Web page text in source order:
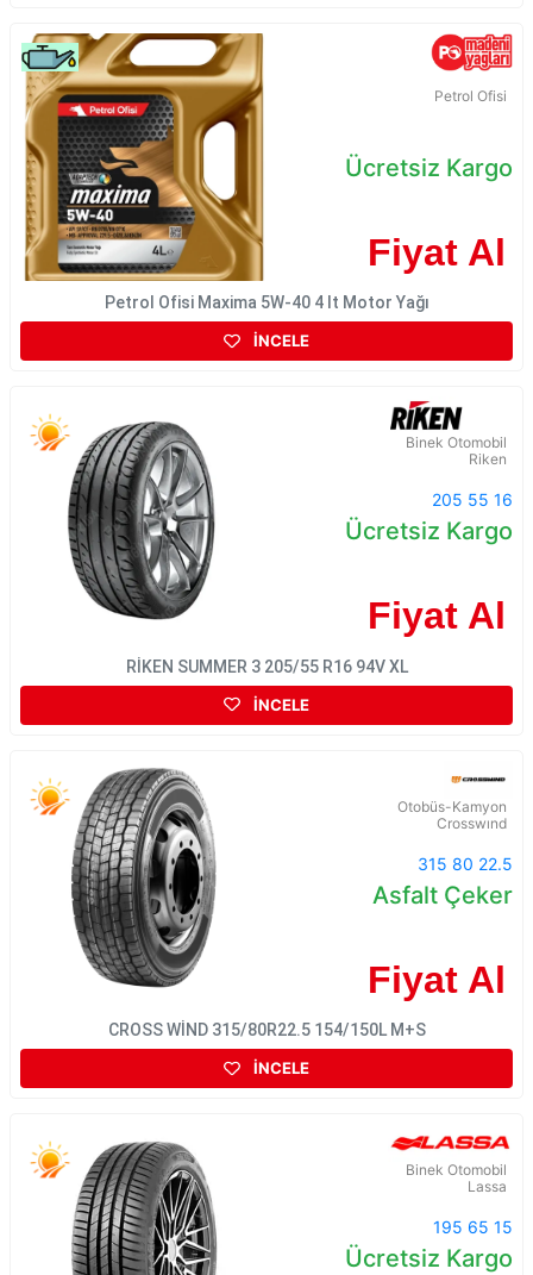
Petrol Ofisi
Ücretsiz Kargo
Fiyat Al
Petrol Ofisi Maxima 5W-40 4 lt Motor Yağı
İNCELE
Binek Otomobil
Riken
205 55 16
Ücretsiz Kargo
Fiyat Al
RİKEN SUMMER 3 205/55 R16 94V XL
İNCELE
Otobüs-Kamyon
Crosswınd
315 80 22.5
Asfalt Çeker
Fiyat Al
CROSS WİND 315/80R22.5 154/150L M+S
İNCELE
Binek Otomobil
Lassa
195 65 15
Ücretsiz Kargo